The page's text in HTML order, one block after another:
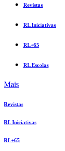
Revistas
RL Iniciativas
RL+65
RL Escolas
Mais
Revistas
RL Iniciativas
RL+65